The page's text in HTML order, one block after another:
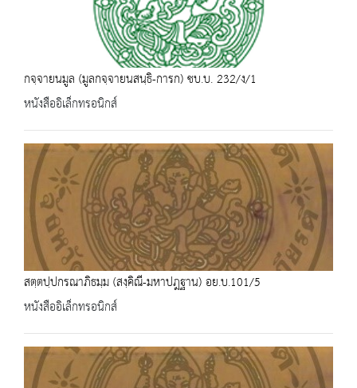
กจฺจายนมูล (มูลกจฺจายนสนฺธิ-การก) ชบ.บ. 232/ง/1
หนังสืออิเล็กทรอนิกส์
สตฺตปฺปกรณาภิธมฺม (สงฺคิณี-มหาปฎฐาน) อย.บ.101/5
หนังสืออิเล็กทรอนิกส์